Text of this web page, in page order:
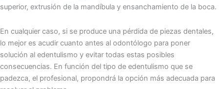
superior, extrusión de la mandíbula y ensanchamiento de la boca.
En cualquier caso, si se produce una pérdida de piezas dentales,
lo mejor es acudir cuanto antes al odontólogo para poner
solución al edentulismo y evitar todas estas posibles
consecuencias. En función del tipo de edentulismo que se
padezca, el profesional, propondrá la opción más adecuada para